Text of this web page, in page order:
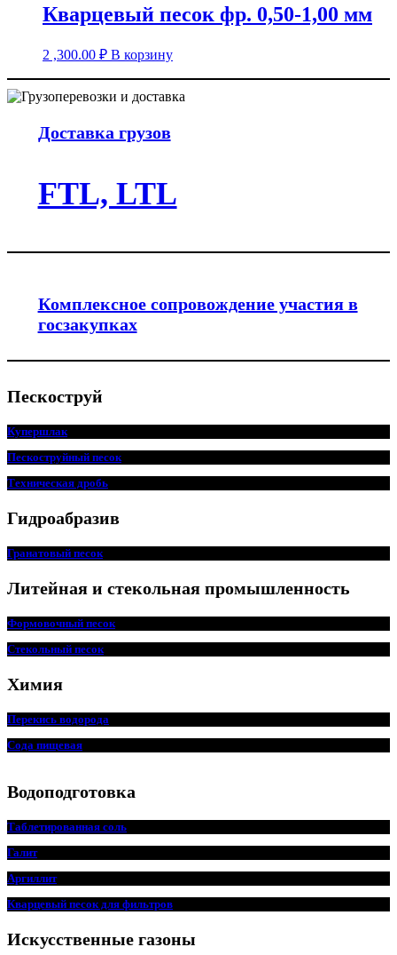
Кварцевый песок фр. 0,50-1,00 мм
2 ,300.00 ₽ В корзину
Доставка грузов
FTL, LTL
Комплексное сопровождение участия в
госзакупках
Пескоструй
Купершлак
Пескоструйный песок
Техническая дробь
Гидроабразив
Гранатовый песок
Литейная и стекольная промышленность
Формовочный песок
Стекольный песок
Химия
Перекись водорода
Сода пищевая
Водоподготовка
Таблетированная соль
Галит
Аргиллит
Кварцевый песок для фильтров
Искусственные газоны